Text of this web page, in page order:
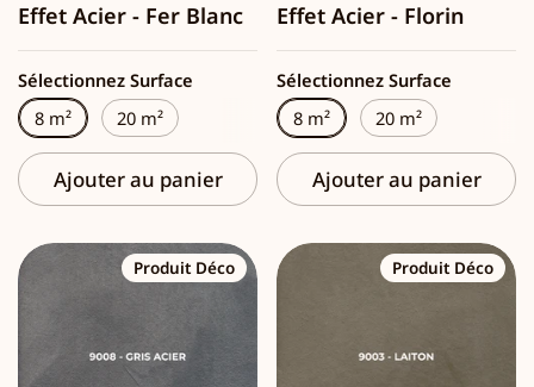
Effet Acier - Fer Blanc
Sélectionnez Surface
8 m²
20 m²
Ajouter au panier
Effet Acier - Florin
Sélectionnez Surface
8 m²
20 m²
Ajouter au panier
Produit Déco Produit Déco